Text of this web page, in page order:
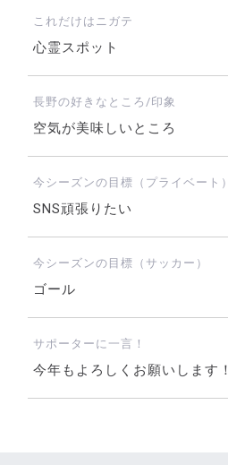
これだけはニガテ
心霊スポット
長野の好きなところ/印象
空気が美味しいところ
今シーズンの目標（プライベート）
SNS頑張りたい
今シーズンの目標（サッカー）
ゴール
サポーターに一言！
今年もよろしくお願いします！